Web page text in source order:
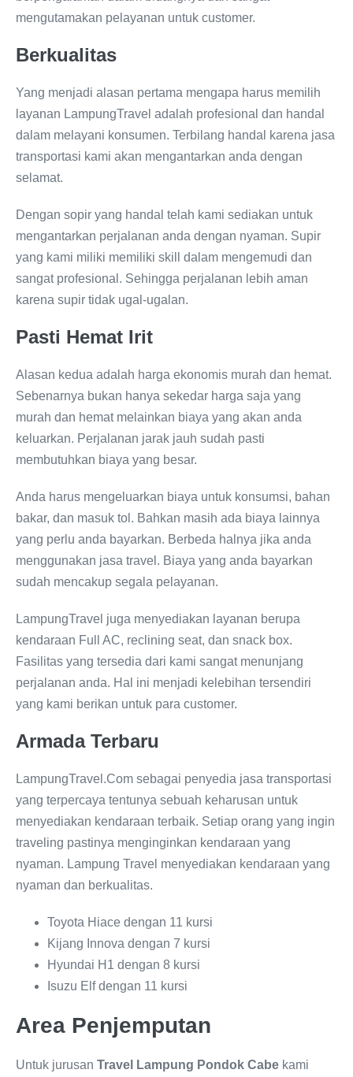
mengutamakan pelayanan untuk customer.
Berkualitas
Yang menjadi alasan pertama mengapa harus memilih
layanan LampungTravel adalah profesional dan handal
dalam melayani konsumen. Terbilang handal karena jasa
transportasi kami akan mengantarkan anda dengan
selamat.
Dengan sopir yang handal telah kami sediakan untuk
mengantarkan perjalanan anda dengan nyaman. Supir
yang kami miliki memiliki skill dalam mengemudi dan
sangat profesional. Sehingga perjalanan lebih aman
karena supir tidak ugal-ugalan.
Pasti Hemat Irit
Alasan kedua adalah harga ekonomis murah dan hemat.
Sebenarnya bukan hanya sekedar harga saja yang
murah dan hemat melainkan biaya yang akan anda
keluarkan. Perjalanan jarak jauh sudah pasti
membutuhkan biaya yang besar.
Anda harus mengeluarkan biaya untuk konsumsi, bahan
bakar, dan masuk tol. Bahkan masih ada biaya lainnya
yang perlu anda bayarkan. Berbeda halnya jika anda
menggunakan jasa travel. Biaya yang anda bayarkan
sudah mencakup segala pelayanan.
LampungTravel juga menyediakan layanan berupa
kendaraan Full AC, reclining seat, dan snack box.
Fasilitas yang tersedia dari kami sangat menunjang
perjalanan anda. Hal ini menjadi kelebihan tersendiri
yang kami berikan untuk para customer.
Armada Terbaru
LampungTravel.Com sebagai penyedia jasa transportasi
yang terpercaya tentunya sebuah keharusan untuk
menyediakan kendaraan terbaik. Setiap orang yang ingin
traveling pastinya menginginkan kendaraan yang
nyaman. Lampung Travel menyediakan kendaraan yang
nyaman dan berkualitas.
Toyota Hiace dengan 11 kursi
Kijang Innova dengan 7 kursi
Hyundai H1 dengan 8 kursi
Isuzu Elf dengan 11 kursi
Area Penjemputan
Untuk jurusan Travel Lampung Pondok Cabe kami